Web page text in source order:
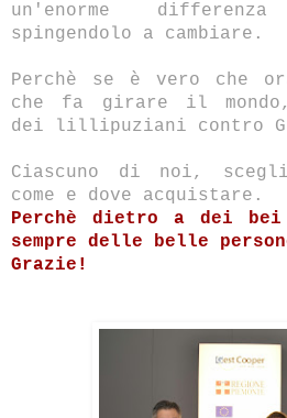
un'enorme
spingendolo a cambiare.
Perchè se è vero che
che fa girare il mondo,
dei lillipuziani contro
Ciascuno di noi,
come e dove acquistare.
Perchè dietro a dei
sempre delle belle
Grazie!